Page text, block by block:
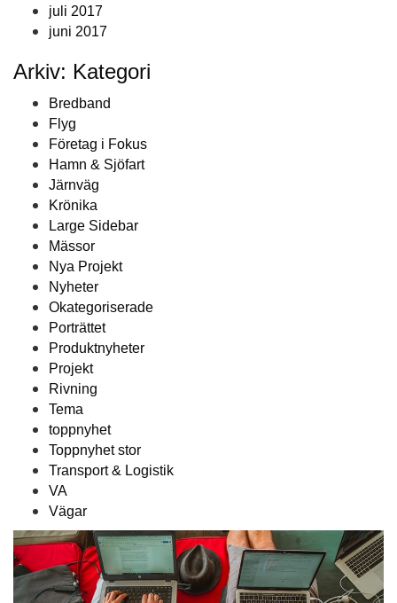
juli 2017
juni 2017
Arkiv: Kategori
Bredband
Flyg
Företag i Fokus
Hamn & Sjöfart
Järnväg
Krönika
Large Sidebar
Mässor
Nya Projekt
Nyheter
Okategoriserade
Porträttet
Produktnyheter
Projekt
Rivning
Tema
toppnyhet
Toppnyhet stor
Transport & Logistik
VA
Vägar